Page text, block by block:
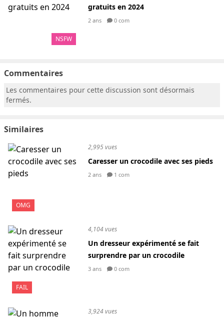
NSFW
gratuits en 2024
2 ans 0 com
Commentaires
Les commentaires pour cette discussion sont désormais
fermés.
Similaires
OMG
2,995 vues
Caresser un crocodile avec ses pieds
2 ans 1 com
FAIL
4,104 vues
Un dresseur expérimenté se fait
surprendre par un crocodile
3 ans 0 com
3,924 vues